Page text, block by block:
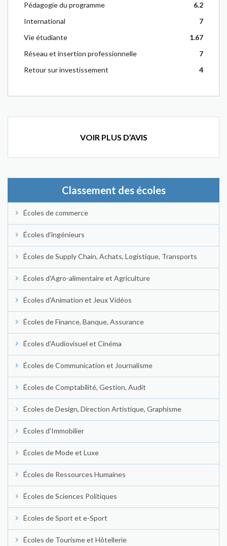
Pédagogie du programme
6.2
International
7
Vie étudiante
1.67
Réseau et insertion professionnelle
7
Retour sur investissement
4
VOIR PLUS D’AVIS
Classement des écoles
Écoles de commerce
Écoles d'ingénieurs
Écoles de Supply Chain, Achats, Logistique, Transports
Écoles d'Agro-alimentaire et Agriculture
Écoles d'Animation et Jeux Vidéos
Écoles de Finance, Banque, Assurance
Écoles d'Audiovisuel et Cinéma
Écoles de Communication et Journalisme
Écoles de Comptabilité, Gestion, Audit
Écoles de Design, Direction Artistique, Graphisme
Écoles d'Immobilier
Écoles de Mode et Luxe
Écoles de Ressources Humaines
Écoles de Sciences Politiques
Écoles de Sport et e-Sport
Écoles de Tourisme et Hôtellerie